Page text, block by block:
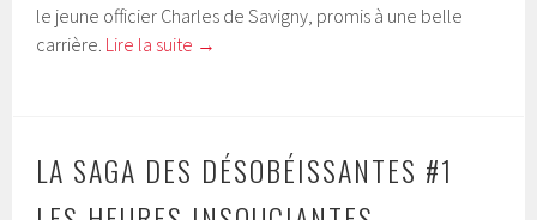
le jeune officier Charles de Savigny, promis à une belle
carrière. Lire la suite →
LA SAGA DES DÉSOBÉISSANTES #1